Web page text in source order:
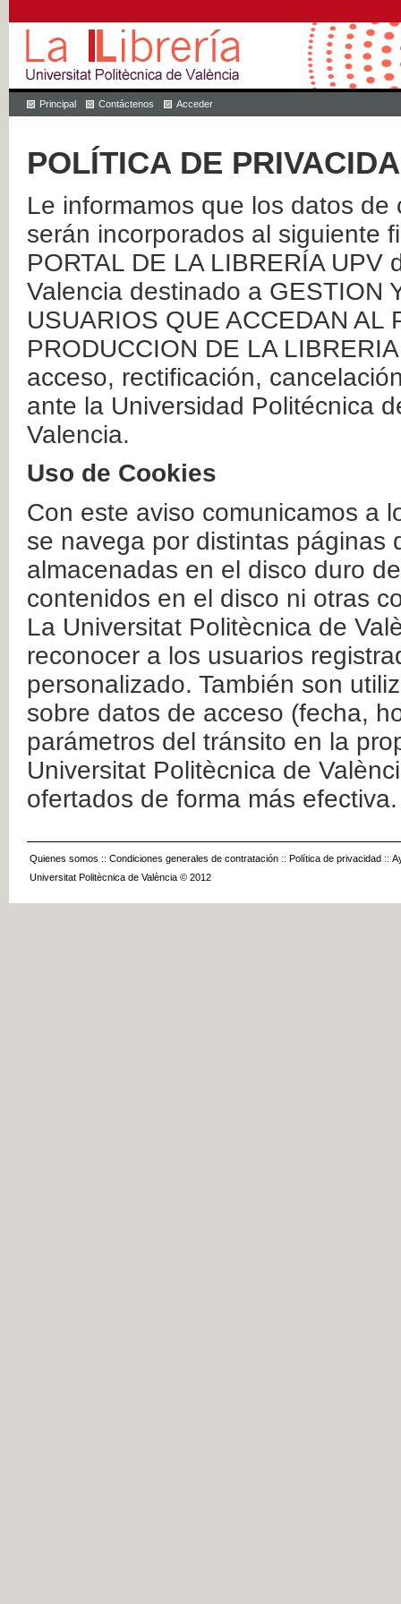
Principal Contáctenos Acceder
POLÍTICA DE
Le informamos que los datos
serán incorporados al siguiente
PORTAL DE LA LIBRERÍA
Valencia destinado a GESTION
USUARIOS QUE ACCEDAN AL
PRODUCCION DE LA
acceso, rectificación,
ante la Universidad Politécnica
Valencia.
Uso de Cookies
Con este aviso comunicamos a
se navega por distintas páginas
almacenadas en el disco duro
contenidos en el disco ni otras
La Universitat Politècnica de
reconocer a los usuarios
personalizado. También son
sobre datos de acceso (fecha,
parámetros del tránsito en la
Universitat Politècnica de
ofertados de forma más efectiva.
Quienes somos :: Condiciones generales de contratación :: Política de privacidad ::
Universitat Politècnica de València © 2012